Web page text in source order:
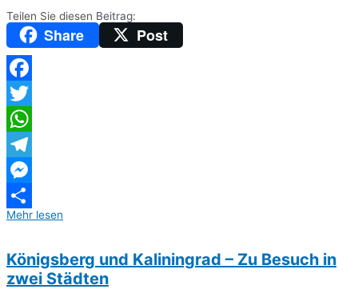
Teilen Sie diesen Beitrag:
Share Post
Facebook
Twitter
WhatsApp
Telegram
Messenger
Teilen
Mehr lesen
Königsberg und Kaliningrad – Zu Besuch in
zwei Städten